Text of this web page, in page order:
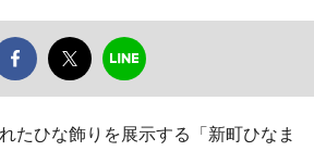
たひな飾りを展示する「新町ひなま